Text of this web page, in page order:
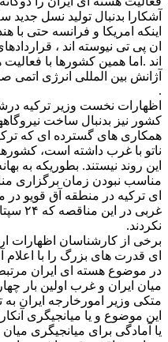
آشکارا بدنبال تولید نسل
اینکه امریکا و فرانسه حتی با
ان پی تی نیوسته اند ،
اند .اما همین کشورها با
آژانش بین المللی انرژی
.
اظهارات نخست وزیر ترکیه
کشور نیز بدنبال ساخت
همکاری های گسترده ای که
ناتو با غرب داشته است،
این روند نیستند. بطوریکه به
مناسب نبودن زمان برگزاری
ای ترکیه در منطقه آق قویو
غربی
نکردند.
برخی از کارشناسان اظهارات
ای قدرت های بزرگ را با
در موضوع هسته ای ایران
میان ایران و غرب اولین بار
متکی وزیر امورخارجه ایران
این موضوع و یا میانجیگری
یا آمادگی برای میانجیگری